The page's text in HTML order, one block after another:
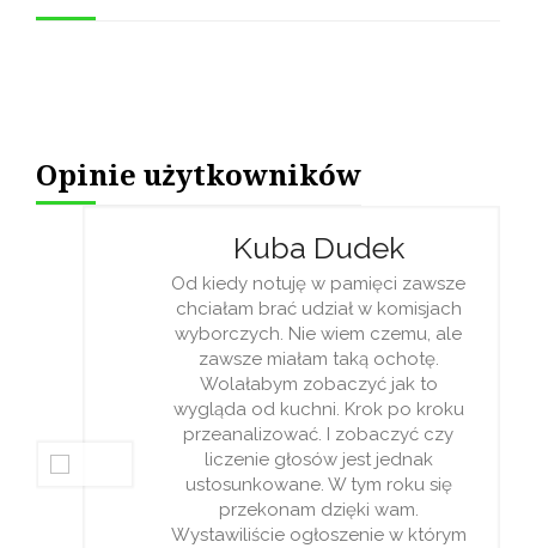
Opinie użytkowników
Kuba Dudek
Od kiedy notuję w pamięci zawsze
chciałam brać udział w komisjach
wyborczych. Nie wiem czemu, ale
zawsze miałam taką ochotę.
Wolałabym zobaczyć jak to
wygląda od kuchni. Krok po kroku
przeanalizować. I zobaczyć czy
liczenie głosów jest jednak
ustosunkowane. W tym roku się
przekonam dzięki wam.
Wystawiliście ogłoszenie w którym